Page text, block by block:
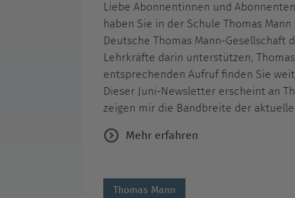
Liebe Abonnentinnen und
haben Sie in der Schule Thomas
Deutsche Thomas Mann-
Lehrkräfte darin unterstützen,
entsprechenden Aufruf finden Sie
Dieser Juni-Newsletter erscheint an
zeigen mir die Bandbreite der
Mehr erfahren
Thomas Mann